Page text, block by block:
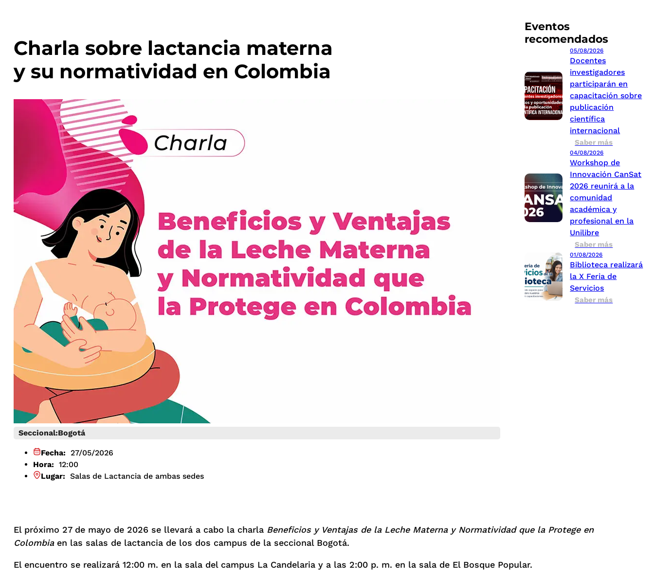
Charla sobre lactancia materna
y su normatividad en Colombia
Seccional:Bogotá
Fecha: 27/05/2026
Hora: 12:00
Lugar: Salas de Lactancia de ambas sedes
Eventos
recomendados
05/08/2026
Docentes
investigadores
participarán en
capacitación sobre
publicación
científica
internacional
Saber más
04/08/2026
Workshop de
Innovación CanSat
2026 reunirá a la
comunidad
académica y
profesional en la
Unilibre
Saber más
01/08/2026
Biblioteca realizará
la X Feria de
Servicios
Saber más
El próximo 27 de mayo de 2026 se llevará a cabo la charla Beneficios y Ventajas de la Leche Materna y Normatividad que la Protege en
Colombiaen las salas de lactancia de los dos campus de la seccional Bogotá.
El encuentro se realizará 12:00 m. en la sala del campus La Candelaria y a las 2:00 p. m. en la sala de El Bosque Popular.